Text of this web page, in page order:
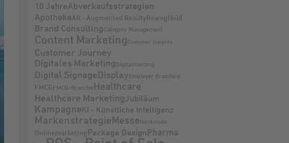
10 JahreAbverkaufsstrategien
ApothekeAR - Augmented RealityBewegtbild
Brand Consulting Category Management
Content Marketing Customer Insights
Customer Journey
Digitales Marketing Digitalisierung
Digital SignageDisplayEmployer Branding
FMCGFMCG-Branche Healthcare
Healthcare MarketingJubiläum
KampagneKI - Künstliche Intelligenz
MarkenstrategieMesseNeukunde
Onlinemarketing Package DesignPharma